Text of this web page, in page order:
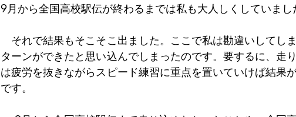
9月から全国高校駅伝が終わるまでは私も大人しくしていまし
それで結果もそこそこ出ました。ここで私は勘違いしてし
ターンができたと思い込んでしまったのです。要するに、走
は疲労を抜きながらスピード練習に重点を置いていけば結果
です。